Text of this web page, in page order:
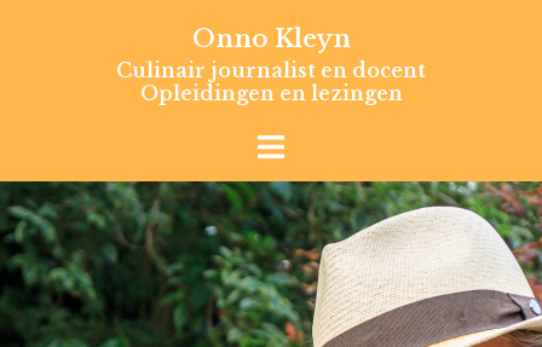
Onno Kleyn
Culinair journalist en docent
Opleidingen en lezingen